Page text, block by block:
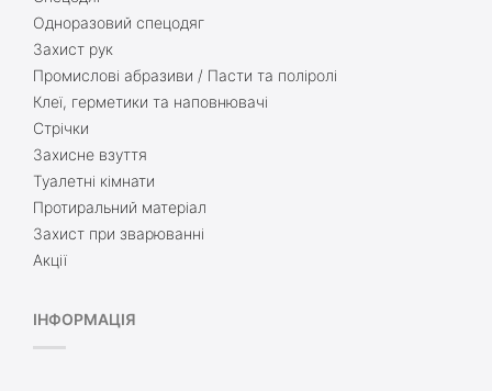
Одноразовий спецодяг
Захист рук
Промислові абразиви / Пасти та поліролі
Клеї, герметики та наповнювачі
Стрічки
Захисне взуття
Туалетні кімнати
Протиральний матеріал
Захист при зварюванні
Акції
ІНФОРМАЦІЯ